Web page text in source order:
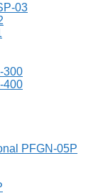
03
300
400
PFGN-05P